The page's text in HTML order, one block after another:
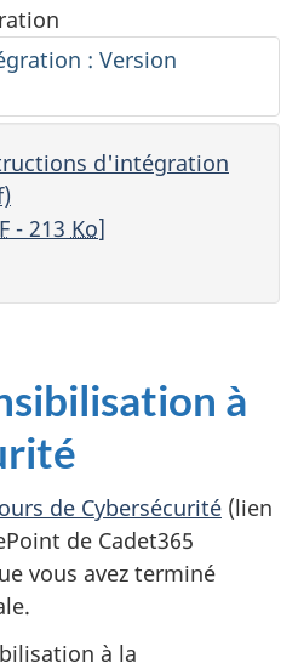
: Version
d'intégration
- 213 Ko]
à
de Cybersécurité (lien
de Cadet365
vous avez terminé
à la